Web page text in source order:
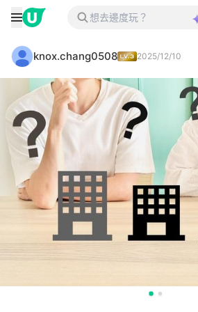
knox.chang0508 2025/12/10